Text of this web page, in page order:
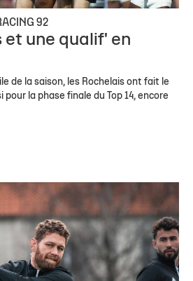
92
et une qualif' en
de la saison, les Rochelais ont fait le
la phase finale du Top 14, encore